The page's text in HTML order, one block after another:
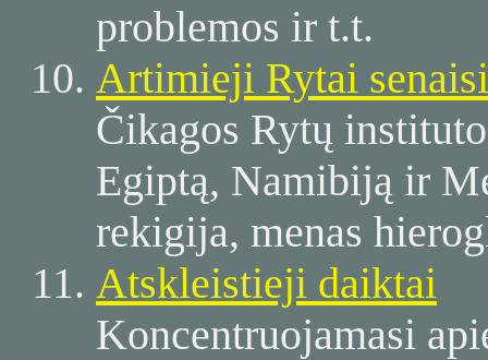
problemos ir t.t.
Artimieji Rytai
Čikagos Rytų
Egiptą, Namibiją ir
rekigija, menas
Atskleistieji daiktai
Koncentruojamasi